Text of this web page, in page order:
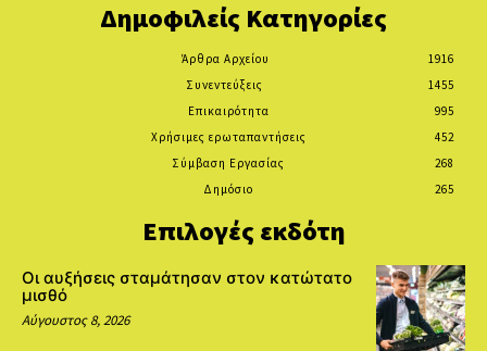
Δημοφιλείς Κατηγορίες
Άρθρα Αρχείου
1916
Συνεντεύξεις
1455
Επικαιρότητα
995
Χρήσιμες ερωταπαντήσεις
452
Σύμβαση Εργασίας
268
Δημόσιο
265
Επιλογές εκδότη
Οι αυξήσεις σταμάτησαν στον κατώτατο
μισθό
Αύγουστος 8, 2026